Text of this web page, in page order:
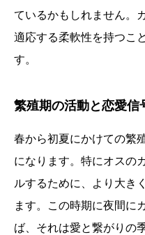
ているかもしれません。
適応する柔軟性を持つこ
す。
繁殖期の活動と恋愛信
春から初夏にかけての繁
になります。特にオスの
ルするために、より大き
ます。この時期に夜間に
ば、それは愛と繋がりの